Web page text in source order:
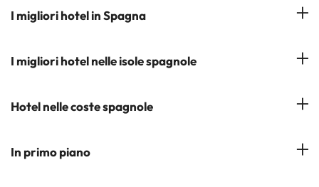
Il Nostro Team
Iscrivetevi alla nostra newsletter
I migliori hotel in Spagna
Hotel a Salou
Hotel a Cádiz
I migliori hotel nelle isole spagnole
Hotel a Tenerife
Hotel a Maiorca
Hotel nelle coste spagnole
Costa del Sol
In primo piano